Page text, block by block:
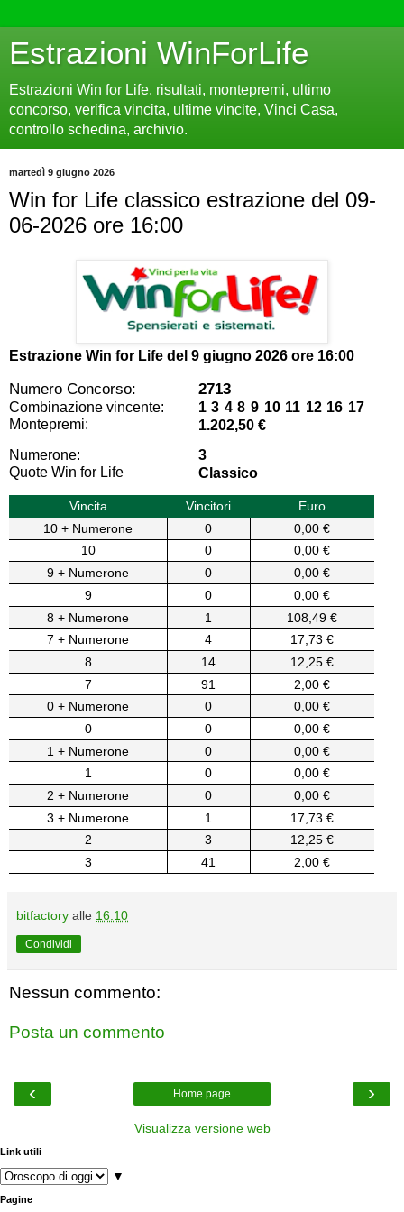
Estrazioni WinForLife
Estrazioni Win for Life, risultati, montepremi, ultimo
concorso, verifica vincita, ultime vincite, Vinci Casa,
controllo schedina, archivio.
martedì 9 giugno 2026
Win for Life classico estrazione del 09-
06-2026 ore 16:00
Estrazione Win for Life del 9 giugno 2026 ore 16:00
Numero Concorso: 2713
Combinazione vincente:
1 3 4 8 9 10 11 12 16 17
Montepremi:
1.202,50 €
Numerone:
3
Quote Win for Life
Classico
Vincita Vincitori
Euro
10 + Numerone
0
0,00 €
10
0
0,00 €
9 + Numerone
0
0,00 €
9
0
0,00 €
8 + Numerone
1
108,49 €
7 + Numerone
4
17,73 €
8
14
12,25 €
7
91
2,00 €
0 + Numerone
0
0,00 €
0
0
0,00 €
1 + Numerone
0
0,00 €
1
0
0,00 €
2 + Numerone
0
0,00 €
3 + Numerone
1
17,73 €
2
3
12,25 €
3
41 2,00 €
bitfactory alle 16:10
Condividi
Nessun commento:
Posta un commento
‹ ›
Home page
Visualizza versione web
Link utili
▼
Pagine